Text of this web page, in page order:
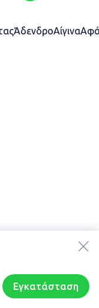
Εγκατάσταση
ΆδενδροΑίγινα
Sitemap
Συζητήσεις Προφίλ